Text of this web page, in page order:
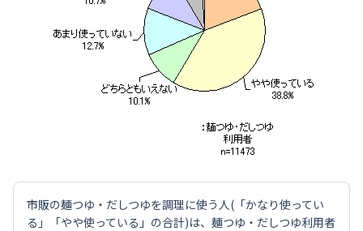
市販の麺つゆ・だしつゆを調理に使う人(「かなり使ってい
る」「やや使っている」の合計)は、麺つゆ・だしつゆ利用者